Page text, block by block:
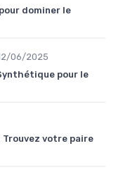
dominer le
06/2025
pour le
Trouvez votre paire